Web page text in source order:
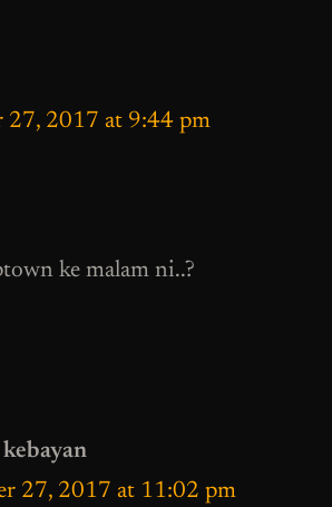
27, 2017 at 9:44 pm
ke malam ni..?
27, 2017 at 11:02 pm